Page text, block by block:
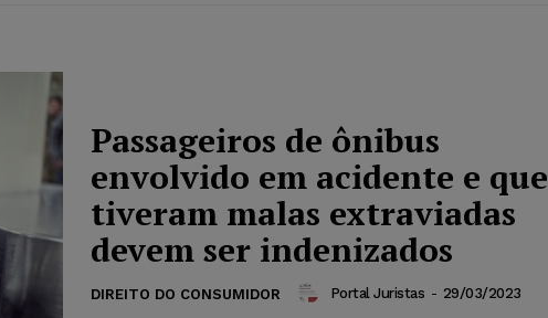
Passageiros de ônibus
envolvido em acidente e que
tiveram malas extraviadas
devem ser indenizados
DIREITO DO CONSUMIDOR Portal Juristas - 29/03/2023